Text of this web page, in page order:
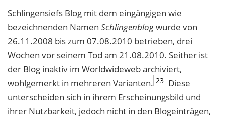
Schlingensiefs Blog mit dem eingängigen wie
bezeichnenden Namen Schlingenblogwurde von
26.11.2008 bis zum 07.08.2010 betrieben, drei
Wochen vor seinem Tod am 21.08.2010. Seither ist
der Blog inaktiv im Worldwideweb archiviert,
wohlgemerkt in mehreren Varianten. 23 Diese
unterscheiden sich in ihrem Erscheinungsbild und
ihrer Nutzbarkeit, jedoch nicht in den Blogeinträgen,